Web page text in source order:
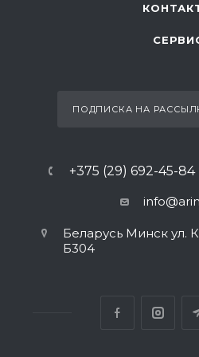
ПОДПИСКА НА
+375 (29) 692-45-84
Беларусь Минск ул.
Б304